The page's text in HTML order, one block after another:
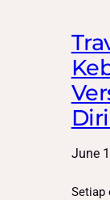
June
Setiap